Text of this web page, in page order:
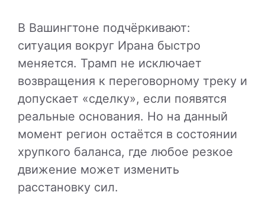
В Вашингтоне подчёркивают:
ситуация вокруг Ирана быстро
меняется. Трамп не исключает
возвращения к переговорному треку и
допускает «сделку», если появятся
реальные основания. Но на данный
момент регион остаётся в состоянии
хрупкого баланса, где любое резкое
движение может изменить
расстановку сил.